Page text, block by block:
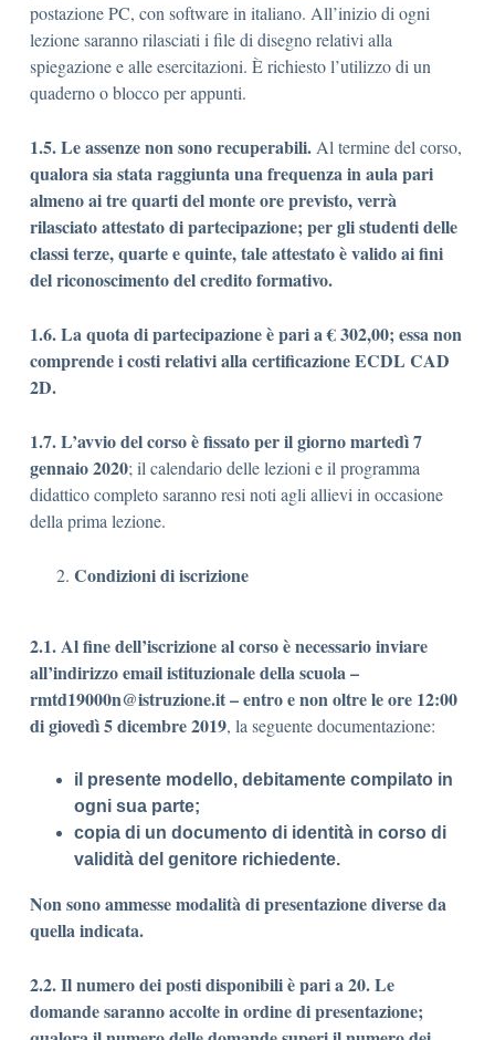
postazione PC, con software in italiano. All’inizio di ogni
lezione saranno rilasciati i file di disegno relativi alla
spiegazione e alle esercitazioni. È richiesto l’utilizzo di un
quaderno o blocco per appunti.
1.5.Le assenze non sono recuperabili. Al termine del corso,
qualora sia stata raggiunta una frequenza in aula pari
almeno ai tre quarti del monte ore previsto, verrà
rilasciatoattestato di partecipazione; per gli studenti delle
classi terze, quarte e quinte, tale attestato èvalido ai fini
del riconoscimento del credito formativo.
1.6.La quota di partecipazione è pari a €302,00; essa non
comprende i costi relativi alla certificazione ECDL CAD
2D.
1.7.L’avvio del corso è fissato per il giorno martedì 7
gennaio 2020; il calendario delle lezioni e il programma
didattico completo saranno resi noti agli allievi in occasione
della prima lezione.
Condizioni di iscrizione
2.1.Al fine dell’iscrizione al corso è necessarioinviare
all’indirizzo email istituzionale della scuola –
rmtd19000n@istruzione.it–entro e non oltre le ore 12:00
di giovedì 5 dicembre 2019, la seguente documentazione:
il presente modello, debitamente compilato in
ogni sua parte;
copia di un documento di identità in corso di
validità del genitore richiedente.
Non sono ammesse modalità di presentazione diverse da
quella indicata.
2.2. Il numero dei posti disponibili è pari a 20. Le
domande saranno accolte in ordine di presentazione;